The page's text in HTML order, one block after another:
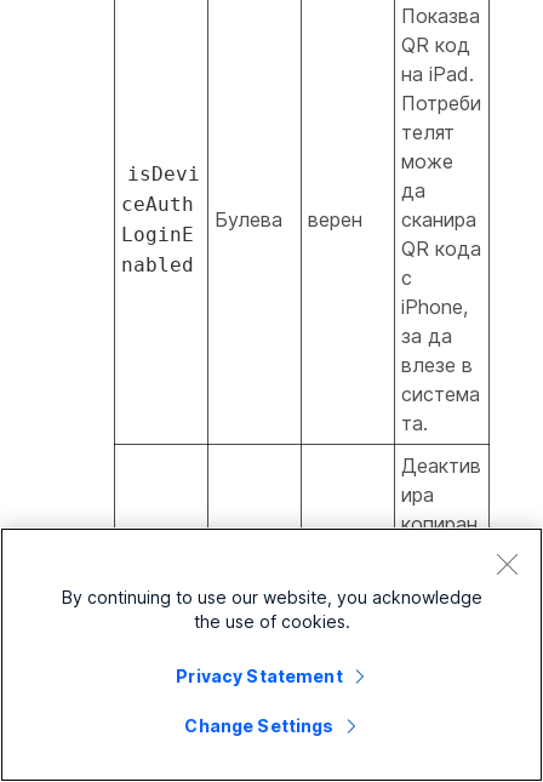
isDevi
ceAuth
LoginE
nabled
Булева верен
Показва
QR код
на iPad.
Потреби
телят
може
да
сканира
QR кода
с
iPhone,
за да
влезе в
система
та.
copyAn
Disabl
Деактив
ира
копиран
нето в
By continuing to use our website, you acknowledge
the use of cookies.
Privacy Statement
Change Settings